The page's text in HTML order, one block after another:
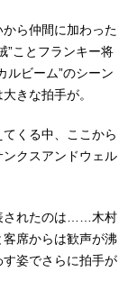
ら仲間に加わった
”ことフランキー将
ルビーム”のシーン
きな拍手が。
くる中、ここから
クスアンドウェル
されたのは……木村
席からは歓声が沸
姿でさらに拍手が